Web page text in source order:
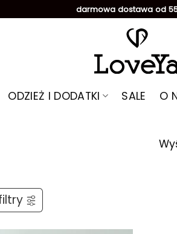
darmowa dostawa od
ODZIEŻ I DODATKI SALE O